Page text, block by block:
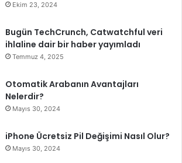
Ekim 23, 2024
Bugün TechCrunch, Catwatchful veri
ihlaline dair bir haber yayımladı
Temmuz 4, 2025
Otomatik Arabanın Avantajları
Nelerdir?
Mayıs 30, 2024
iPhone Ücretsiz Pil Değişimi Nasıl Olur?
Mayıs 30, 2024